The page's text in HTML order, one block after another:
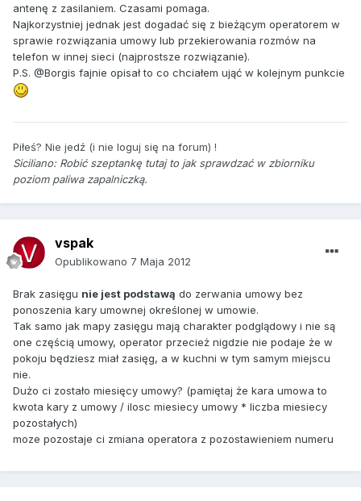
antenę z zasilaniem. Czasami pomaga.
Najkorzystniej jednak jest dogadać się z bieżącym operatorem w
sprawie rozwiązania umowy lub przekierowania rozmów na
telefon w innej sieci (najprostsze rozwiązanie).
P.S. @Borgis fajnie opisał to co chciałem ująć w kolejnym punkcie
Piłeś? Nie jedź (i nie loguj się na forum) !
Siciliano: Robić szeptankę tutaj to jak sprawdzać w zbiorniku
poziom paliwa zapalniczką.
vspak
Opublikowano 7 Maja 2012
Brak zasięgu nie jest podstawą do zerwania umowy bez
ponoszenia kary umownej określonej w umowie.
Tak samo jak mapy zasięgu mają charakter podglądowy i nie są
one częścią umowy, operator przecież nigdzie nie podaje że w
pokoju będziesz miał zasięg, a w kuchni w tym samym miejscu
nie.
Dużo ci zostało miesięcy umowy? (pamiętaj że kara umowa to
kwota kary z umowy / ilosc miesiecy umowy * liczba miesiecy
pozostałych)
moze pozostaje ci zmiana operatora z pozostawieniem numeru